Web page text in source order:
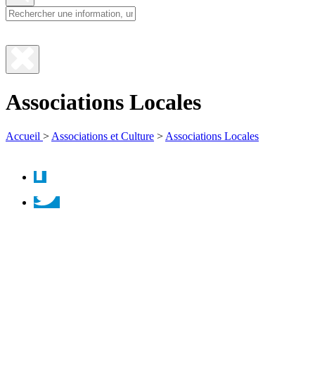
Fermer
recherche
Associations Locales
Accueil > Associations et Culture > Associations Locales